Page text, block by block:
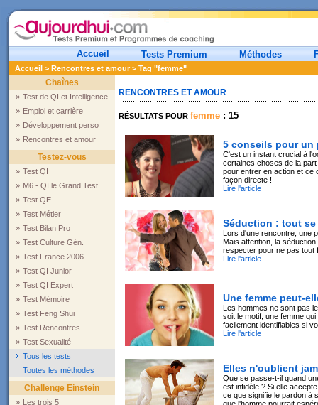
Accueil Tests Premium Méthodes
Accueil > Rencontres et amour > Tag "femme"
Chaînes
» Test de QI et Intelligence
» Emploi et carrière
» Développement perso
» Rencontres et amour
Testez-vous
» Test QI
» M6 - QI le Grand Test
» Test QE
» Test Métier
» Test Bilan Pro
» Test Culture Gén.
» Test France 2006
» Test QI Junior
» Test QI Expert
» Test Mémoire
» Test Feng Shui
» Test Rencontres
» Test Sexualité
Tous les tests
Toutes les méthodes
Challenge Einstein
» Les trois 5
RENCONTRES ET AMOUR
RÉSULTATS POUR femme : 15
5 conseils pour un
C'est un instant crucial à
certaines choses de la
pour entrer en action et ce
façon directe !
Lire l'article
Séduction : tout
Lors d'une rencontre, une
Mais attention, la
respecter pour ne pas tout
Lire l'article
Une femme peut-
Les hommes ne sont pas
soit le motif, une femme
facilement identifiables si
Lire l'article
Elles n'oublient
Que se passe-t-il quand
est infidèle ? Si elle
ce que signifie le pardon à